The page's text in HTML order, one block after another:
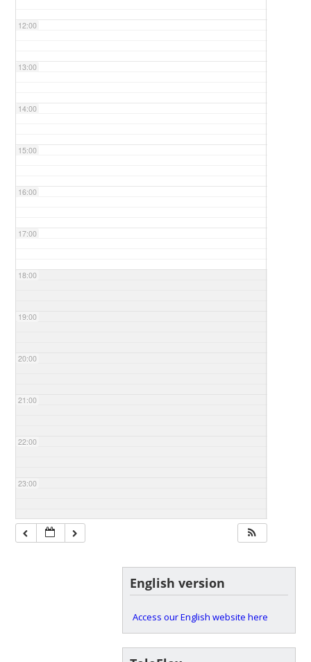
12:00
13:00
14:00
15:00
16:00
17:00
18:00
19:00
20:00
21:00
22:00
23:00
English version
Access our English website here